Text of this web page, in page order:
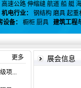
高速公路 伸缩缝 航道 船 艇
机电行业： 钢结构 磨具 起重
设备： 橱柜 厨具 建筑工程
更多
项...
展会信息